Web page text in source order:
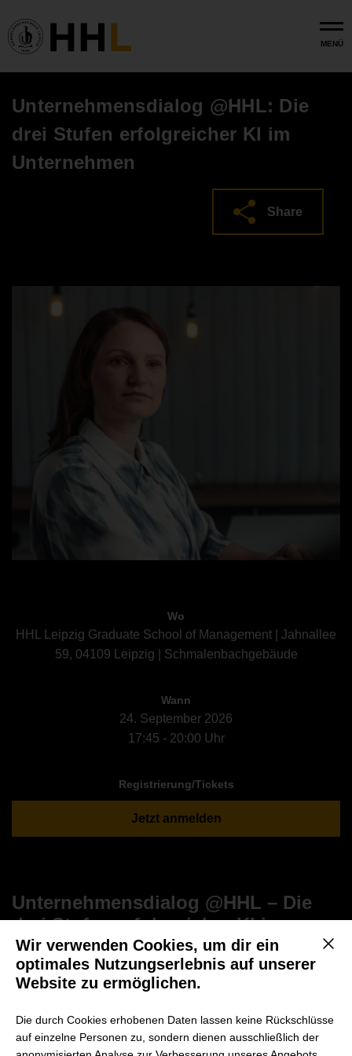
MENÜ
Unternehmensdialog @HHL: Die
drei Stufen erfolgreicher KI im
Unternehmen
Share
Wo
HHL Leipzig Graduate School of Management | Jahnallee
59, 04109 Leipzig | Schmalenbachgebäude
Wann
24. September 2026
17:45 - 20:00 Uhr
Registrierung/Tickets
Jetzt anmelden
Unternehmensdialog @HHL – Die
drei Stufen erfolgreicher KI im
Unternehmen
Am 24. September 2026 lädt die HHL Leipzig Graduate
ganz Deutschland zum zweiten Unternehmensdialog
@HHL ein. Das Event richtet sich an Entscheider:innen
Mit
Wir verwenden Cookies, um dir ein
optimales Nutzungserlebnis auf unserer
Website zu ermöglichen.
Die durch Cookies erhobenen Daten lassen keine Rückschlüsse
auf einzelne Personen zu, sondern dienen ausschließlich der